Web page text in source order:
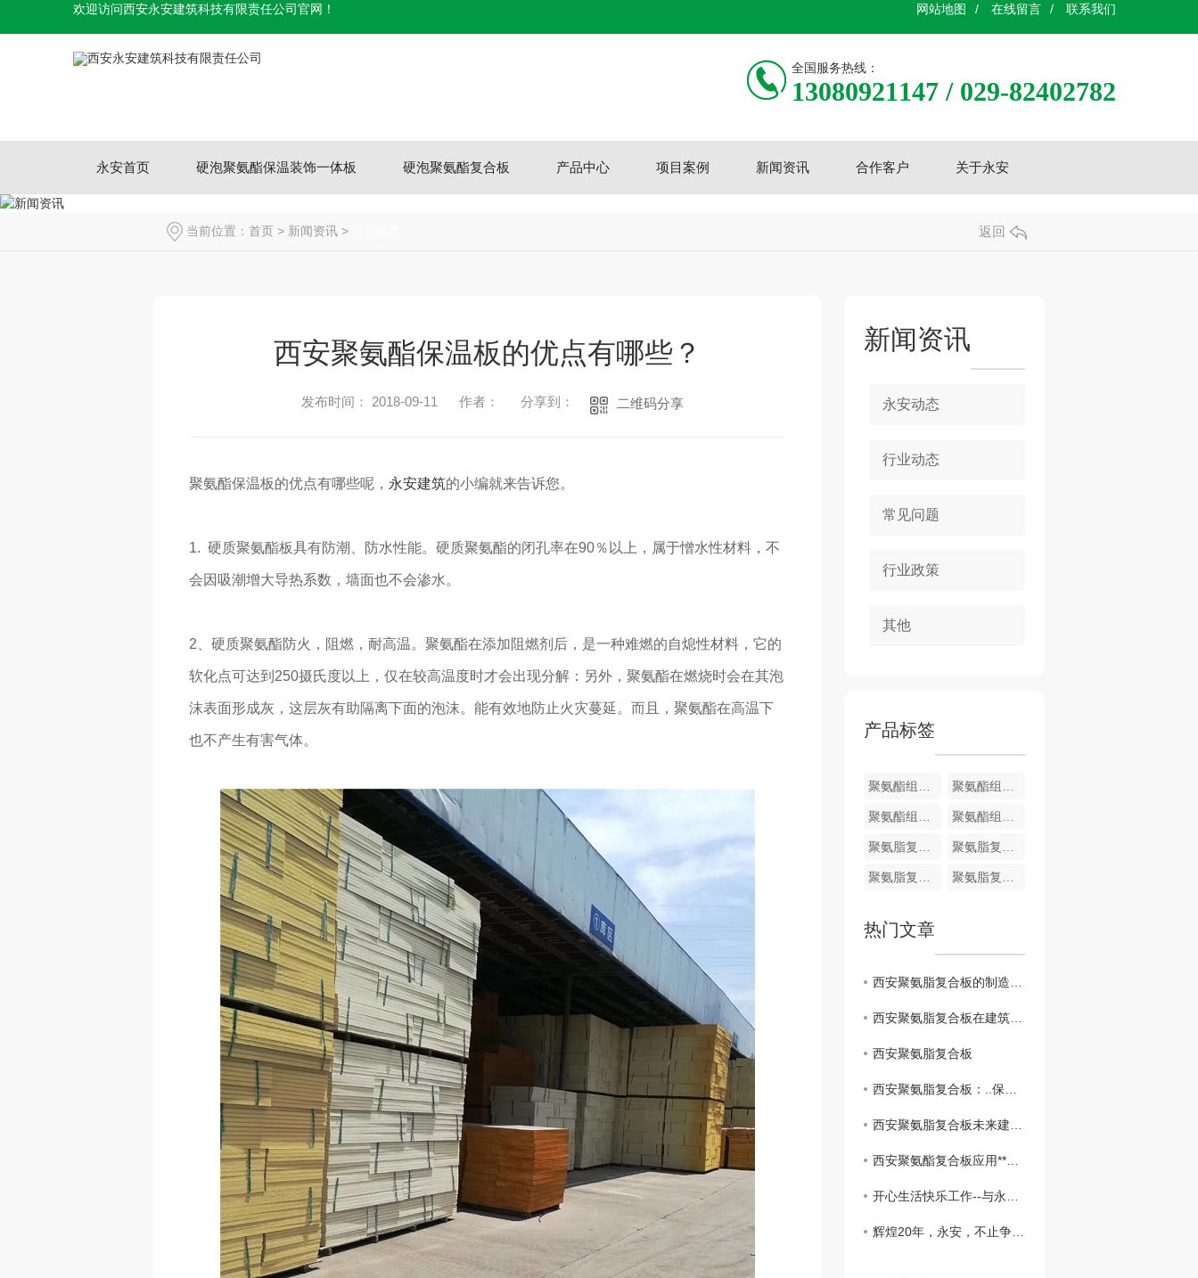
欢迎访问西安永安建筑科技有限责任公司官网！ 网站地图 / 在线留言 / 联系我们
全国服务热线：
13080921147 / 029-82402782
永安首页 硬泡聚氨酯保温装饰一体板 硬泡聚氨酯复合板 产品中心 项目案例 新闻资讯 合作客户 关于永安
当前位置： 首页 > 新闻资讯 > 返回
西安聚氨酯保温板的优点有哪些？
发布时间： 2018-09-11 作者： 分享到： 二维码分享
聚氨酯保温板的优点有哪些呢， 永安建筑的小编就来告诉您。
1. 硬质聚氨酯板具有防潮、防水性能。硬质聚氨酯的闭孔率在90％以上，属于憎水性材料，不
会因吸潮增大导热系数，墙面也不会渗水。
2、硬质聚氨酯防火，阻燃，耐高温。聚氨酯在添加阻燃剂后，是一种难燃的自熄性材料，它的
软化点可达到250摄氏度以上，仅在较高温度时才会出现分解：另外，聚氨酯在燃烧时会在其泡
沫表面形成灰，这层灰有助隔离下面的泡沫。能有效地防止火灾蔓延。而且，聚氨酯在高温下
也不产生有害气体。
新闻资讯
永安动态
行业动态
常见问题
行业政策
其他
产品标签
聚氨酯组合料 聚氨酯组合料
聚氨酯组合料 聚氨酯组合料
聚氨脂复合板厂家 聚氨脂复合板
聚氨脂复合板 聚氨脂复合板
热门文章
西安聚氨脂复合板的制造工艺与应用
西安聚氨脂复合板在建筑领域的应用前景
西安聚氨脂复合板
西安聚氨脂复合板：..保温装饰材料的选择
西安聚氨脂复合板未来建筑材料的大势所趋
西安聚氨酯复合板应用**变电站施工流程及注意事项
开心生活快乐工作--与永安一起成长
辉煌20年，永安，不止争朝夕